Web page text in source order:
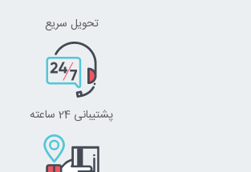
تحویل سریع
پشتیبانی 24 ساعته